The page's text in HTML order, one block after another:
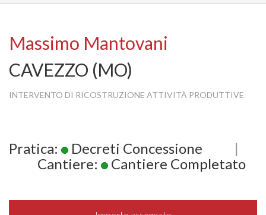
INTERVENTI
SI
Massimo Mantovani
CAVEZZO (MO)
INTERVENTO DI RICOSTRUZIONE ATTIVITÀ PRODUTTIVE
Pratica: Decreti Concessione
|
Cantiere:
Cantiere Completato